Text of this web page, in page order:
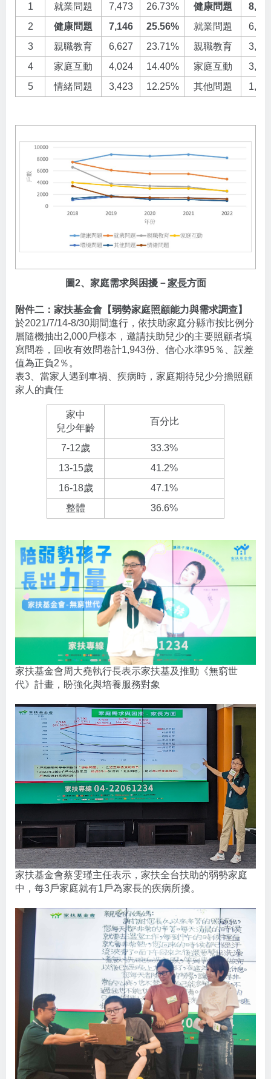
1
就業問題 7,473 26.73% 健康問題
2
健康問題 7,146 25.56% 就業問題
3
親職教育 6,627 23.71% 親職教育
4
家庭互動 4,024 14.40% 家庭互動
5
情緒問題 3,423 12.25% 其他問題
圖2、家庭需求與困擾－家長方面
附件二：家扶基金會【弱勢家庭照顧能力與需求調查】
於2021/7/14-8/30期間進行，依扶助家庭分縣市按比例分
層隨機抽出2,000戶樣本，邀請扶助兒少的主要照顧者填
寫問卷，回收有效問卷計1,943份、信心水準95％、誤差
值為正負2％。
表3、當家人遇到車禍、疾病時，家庭期待兒少分擔照顧
家人的責任
家中
兒少年齡
百分比
7-12歲
33.3%
13-15歲
41.2%
16-18歲
47.1%
整體
36.6%
家扶基金會周大堯執行長表示家扶基及推動《無窮世
代》計畫，盼強化與培養服務對象
家扶基金會蔡雯瑾主任表示，家扶全台扶助的弱勢家庭
中，每3戶家庭就有1戶為家長的疾病所擾。